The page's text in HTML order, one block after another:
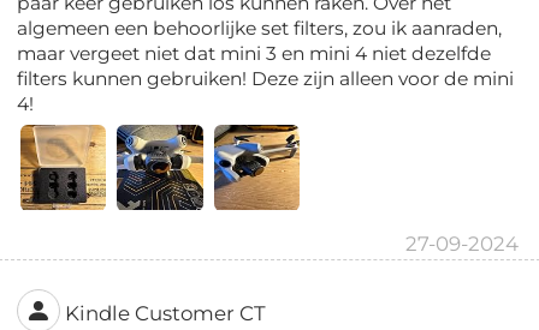
algemeen een behoorlijke set filters, zou ik aanraden,
maar vergeet niet dat mini 3 en mini 4 niet dezelfde
filters kunnen gebruiken! Deze zijn alleen voor de mini
4!
27-09-2024
Kindle Customer CT